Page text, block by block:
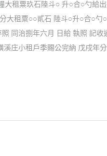
租粟玖石陸斗○ 升○合○勺給
大租粟○○貳石 陸斗○升○合○
同治捌年六月 日給 執照 記
庄小租戶季賜公完納 戊戌年